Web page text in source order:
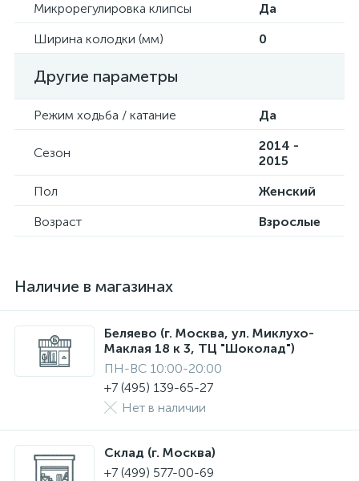
Микрорегулировка клипсы
Да
Ширина колодки (мм)
0
Другие параметры
Режим ходьба / катание Да
Сезон
2014 -
2015
Пол
Женский
Возраст
Взрослые
Наличие в магазинах
Беляево (г. Москва, ул. Миклухо-
Маклая 18 к 3, ТЦ "Шоколад")
ПН-ВС 10:00-20:00
+7 (495) 139-65-27
Нет в наличии
Склад (г. Москва)
+7 (499) 577-00-69